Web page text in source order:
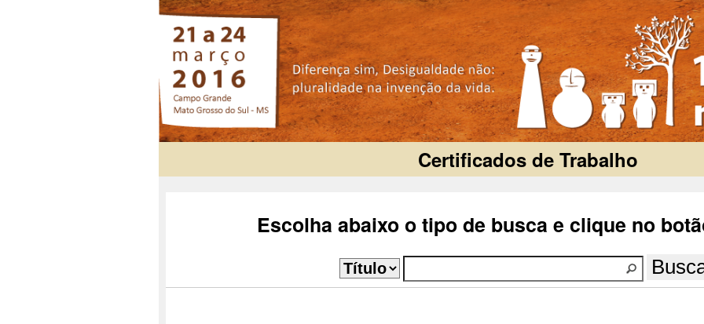
Certificados de Trabalho
Escolha abaixo o tipo de busca e clique no